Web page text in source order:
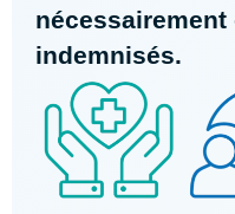
indemnisés.